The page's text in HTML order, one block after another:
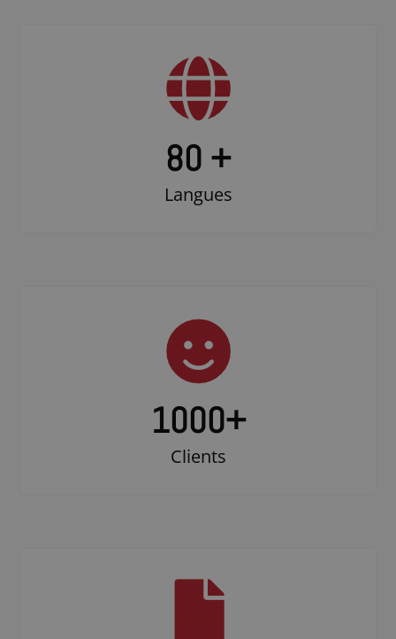
80 +
Langues
1000+
Clients